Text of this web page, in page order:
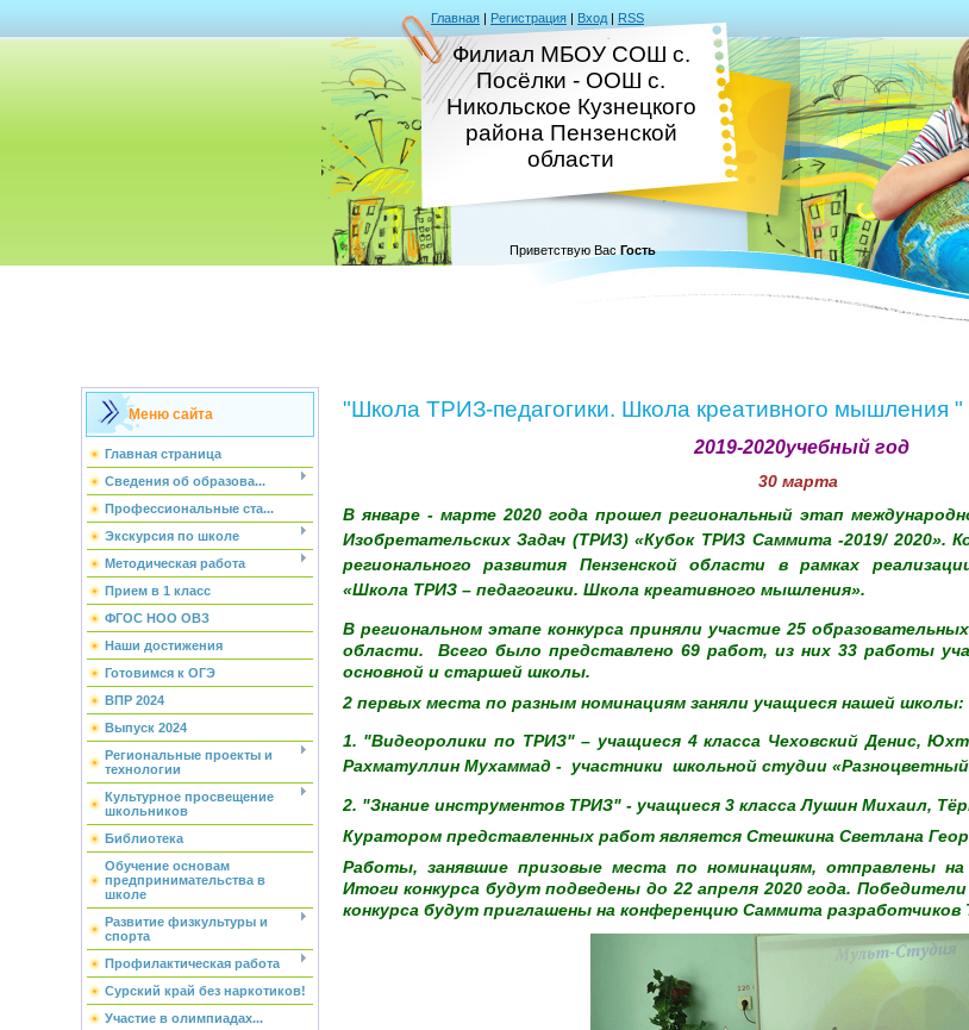
Главная | Регистрация | Вход | RSS
Филиал МБОУ СОШ с.
Посёлки - ООШ с.
Никольское Кузнецкого
района Пензенской
области
Приветствую Вас Гость
Меню сайта
Главная страница
Сведения об образова...
Профессиональные ста...
Экскурсия по школе
Методическая работа
Прием в 1 класс
ФГОС НОО ОВЗ
Наши достижения
Готовимся к ОГЭ
ВПР 2024
Выпуск 2024
Региональные проекты и
технологии
Культурное просвещение
школьников
Библиотека
Обучение основам
предпринимательства в
школе
Развитие физкультуры и
спорта
Профилактическая работа
Сурский край без наркотиков!
Участие в олимпиадах...
"Школа ТРИЗ-педагогики. Школа креативного мышления "
2019-2020учебный год
30 марта
В январе - марте 2020 года прошел региональный этап
Изобретательских Задач (ТРИЗ) «Кубок ТРИЗ Саммита -2019/ 2020».
регионального развития Пензенской области в рамках
«Школа ТРИЗ – педагогики. Школа креативного мышления».
В региональном этапе конкурса приняли участие 25
области. Всего было представлено 69 работ, из них 33 работы
основной и старшей школы.
2 первых места по разным номинациям заняли учащиеся нашей школы:
1. "Видеоролики по ТРИЗ" – учащиеся 4 класса Чеховский Денис,
Рахматуллин Мухаммад - участники школьной студии «Разноцветный
2. "Знание инструментов ТРИЗ" - учащиеся 3 класса Лушин Михаил,
Куратором представленных работ является Стешкина Светлана
Работы, занявшие призовые места по номинациям, отправлены на
Итоги конкурса будут подведены до 22 апреля 2020 года.
конкурса будут приглашены на конференцию Саммита разработчиков